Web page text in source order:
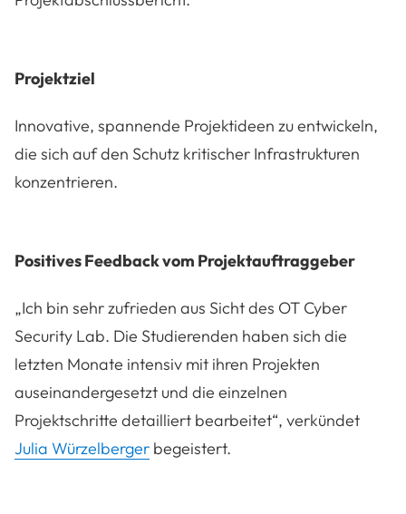
Projektziel
Innovative, spannende Projektideen zu entwickeln,
die sich auf den Schutz kritischer Infrastrukturen
konzentrieren.
Positives Feedback vom Projektauftraggeber
„Ich bin sehr zufrieden aus Sicht des OT Cyber
Security Lab. Die Studierenden haben sich die
letzten Monate intensiv mit ihren Projekten
auseinandergesetzt und die einzelnen
Projektschritte detailliert bearbeitet“, verkündet
Julia Würzelberger begeistert.